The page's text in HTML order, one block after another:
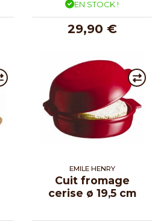
EN STOCK !
29,90 €
EMILE HENRY
Cuit fromage
cerise ø 19,5 cm